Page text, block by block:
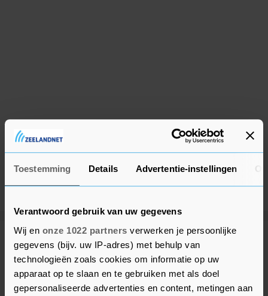
Toestemming Details Advertentie-instellingen
Verantwoord gebruik van uw gegevens
Wij en onze 1022 partners verwerken je persoonlijke
gegevens (bijv. uw IP-adres) met behulp van
technologieën zoals cookies om informatie op uw
apparaat op te slaan en te gebruiken met als doel
gepersonaliseerde advertenties en content, metingen aan
Meer uit Reimerswaal
Optreden bij Zonnebloem Goes-